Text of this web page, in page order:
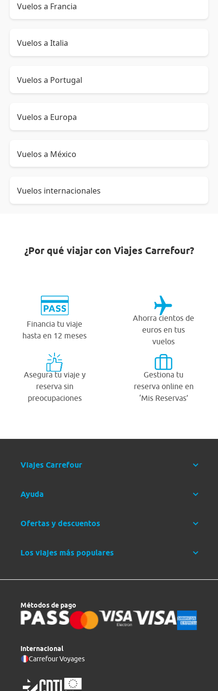
Vuelos a Francia
Vuelos a Italia
Vuelos a Portugal
Vuelos a Europa
Vuelos a México
Vuelos internacionales
¿Por qué viajar con Viajes Carrefour?
Financia tu viaje
hasta en 12 meses
Ahorra cientos de
euros en tus
vuelos
Asegura tu viaje y
reserva sin
preocupaciones
Gestiona tu
reserva online en
‘Mis Reservas’
Viajes Carrefour
Ayuda
Ofertas y descuentos
Los viajes más populares
Métodos de pago
Internacional
Carrefour Voyages